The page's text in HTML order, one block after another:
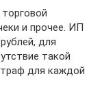
и прочее. ИП
для
такой
для каждой